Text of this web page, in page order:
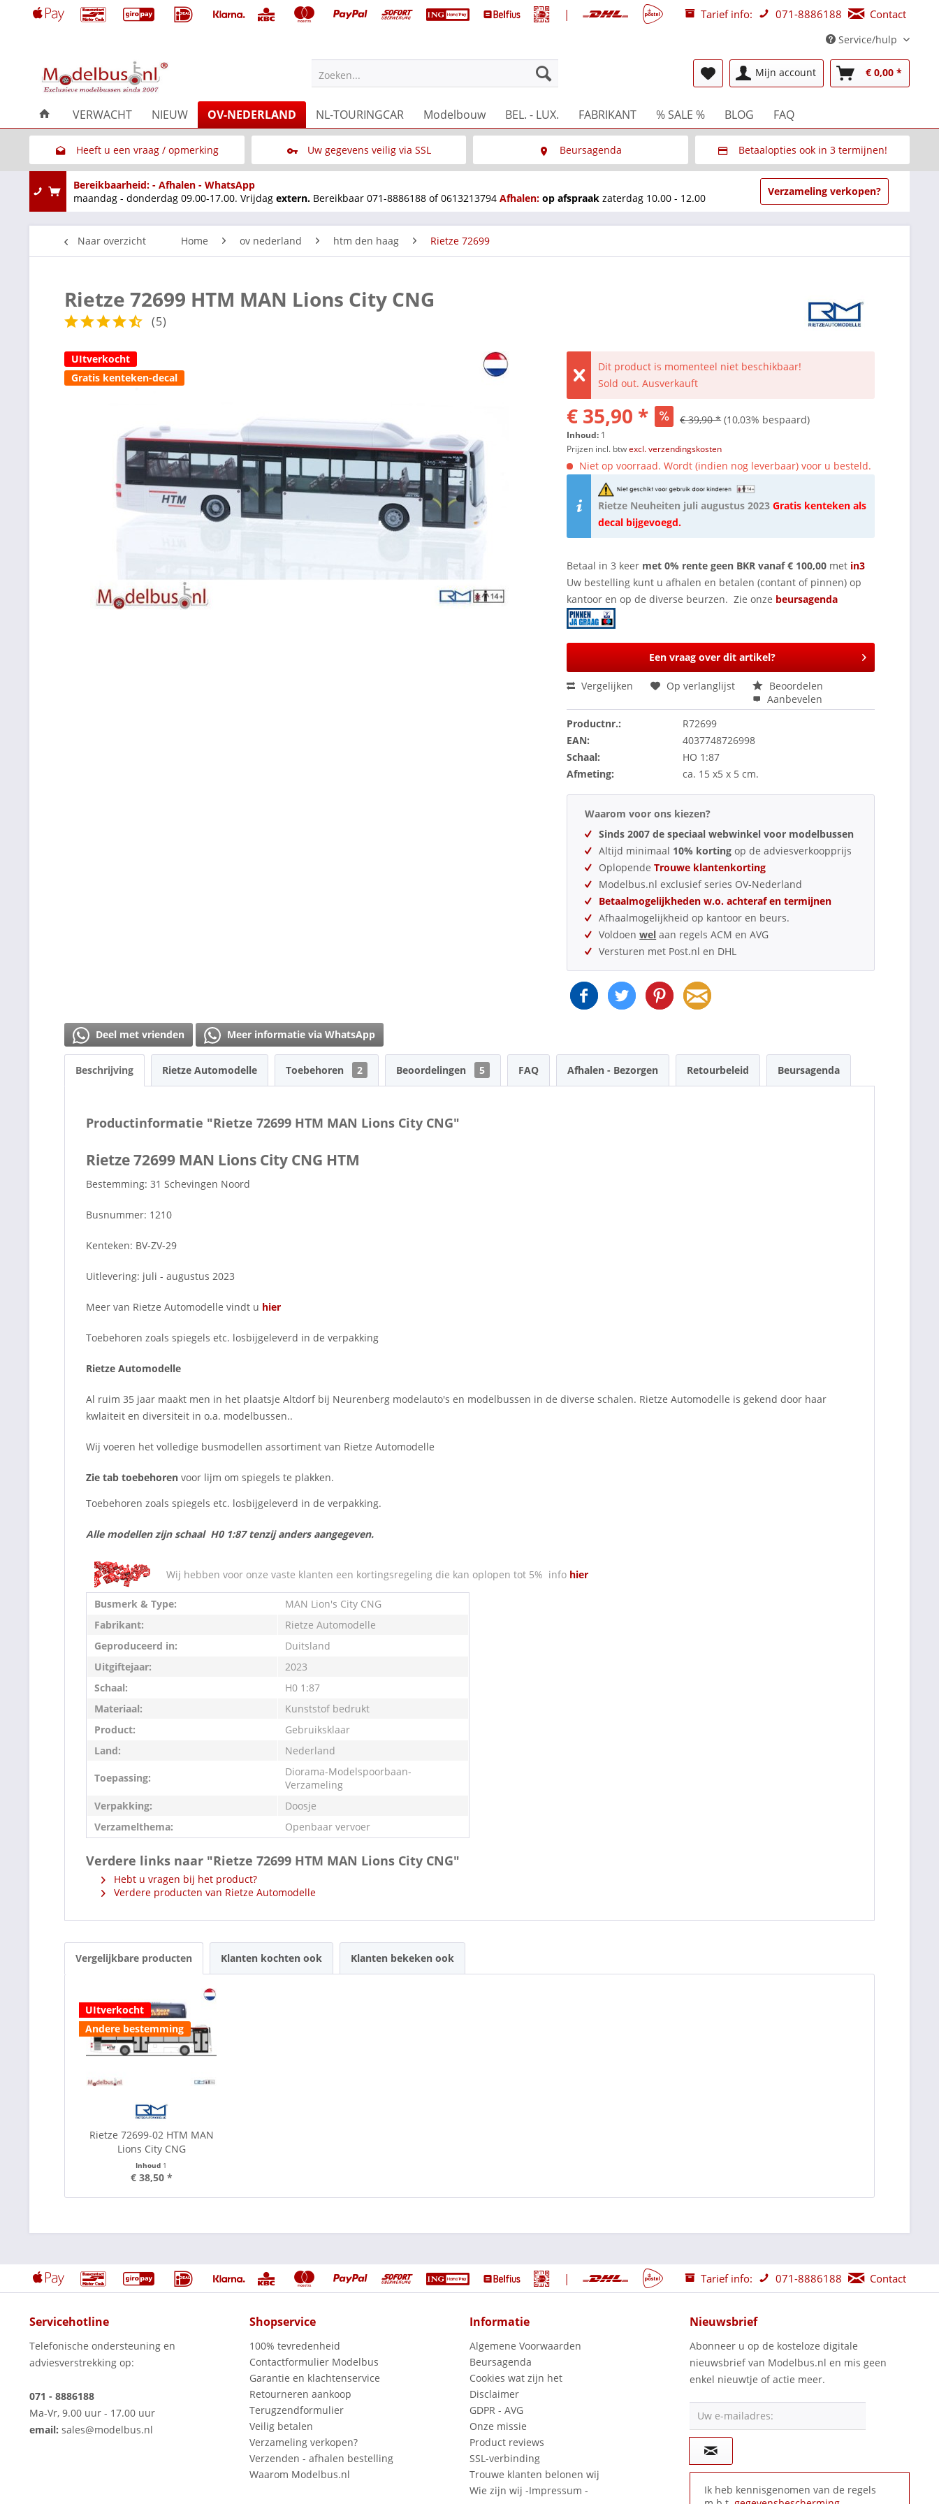
| Tarief info: 071-8886188 Contact
Service/hulp
Zoeken... Mijn account € 0,00 *
VERWACHT NIEUW OV-NEDERLAND NL-TOURINGCAR Modelbouw BEL. - LUX. FABRIKANT % SALE % BLOG FAQ
Heeft u een vraag / opmerking
Link naar het contactformulier
Uw gegevens veilig via SSL Beursagenda Betaalopties ook in 3 termijnen!
Via Multisafepay (veilig via SSL)
Bereikbaarheid: - Afhalen - WhatsApp
maandag - donderdag 09.00-17.00. Vrijdag extern. Bereikbaar 071-8886188 of 0613213794 Afhalen: op afspraak zaterdag 10.00 - 12.00
Verzameling verkopen?
Naar overzicht Home ov nederland htm den haag Rietze 72699
Rietze 72699 HTM MAN Lions City CNG
(5)
UItverkocht
Gratis kenteken-decal
Dit product is momenteel niet beschikbaar!
Sold out. Ausverkauft
€ 35,90 * € 39,90 * (10,03% bespaard)
Inhoud: 1
Prijzen incl. btwexcl. verzendingskosten
Niet op voorraad. Wordt (indien nog leverbaar) voor u besteld.
Rietze Neuheiten juli augustus 2023Gratis kenteken als
decal bijgevoegd.
Betaal in 3 keer met 0% rente geen BKR vanaf € 100,00 met in3
Uw bestelling kunt u afhalen en betalen (contant of pinnen) op
kantoor en op de diverse beurzen. Zie onze beursagenda
Een vraag over dit artikel?
Vergelijken Op verlanglijst
Beoordelen
Aanbevelen
Productnr.:
R72699
EAN:
4037748726998
Schaal:
HO 1:87
Afmeting:
ca. 15 x5 x 5 cm.
Waarom voor ons kiezen?
Sinds 2007 de speciaal webwinkel voor modelbussen
Altijd minimaal 10% kortingop de adviesverkoopprijs
OplopendeTrouwe klantenkorting
Modelbus.nl exclusief series OV-Nederland
Betaalmogelijkheden w.o. achteraf en termijnen
Afhaalmogelijkheid op kantoor en beurs.
Voldoenwel aan regels ACM en AVG
Versturen met Post.nl en DHL
Deel met vrienden Meer informatie via WhatsApp
Beschrijving Rietze Automodelle Toebehoren 2 Beoordelingen 5 FAQ Afhalen - Bezorgen Retourbeleid Beursagenda
Productinformatie "Rietze 72699 HTM MAN Lions City CNG"
Rietze 72699 MAN Lions City CNG HTM
Bestemming: 31 Schevingen Noord
Busnummer: 1210
Kenteken: BV-ZV-29
Uitlevering: juli - augustus 2023
Meer van Rietze Automodelle vindt u hier
Toebehoren zoals spiegels etc. losbijgeleverd in de verpakking
Rietze Automodelle
Al ruim 35 jaar maakt men in het plaatsje Altdorf bij Neurenberg modelauto's en modelbussen in de diverse schalen. Rietze Automodelle is gekend door haar
kwlaiteit en diversiteit in o.a. modelbussen..
Wij voeren het volledige busmodellen assortiment van Rietze Automodelle
Zie tab toebehoren voor lijm om spiegels te plakken.
Toebehoren zoals spiegels etc. losbijgeleverd in de verpakking.
Alle modellen zijn schaal H0 1:87 tenzij anders aangegeven.
Wij hebben voor onze vaste klanten een kortingsregeling die kan oplopen tot 5% info hier
Busmerk & Type:
MAN Lion's City CNG
Fabrikant:
Rietze Automodelle
Geproduceerd in:
Duitsland
Uitgiftejaar:
2023
Schaal:
H0 1:87
Materiaal:
Kunststof bedrukt
Product:
Gebruiksklaar
Land:
Nederland
Toepassing:
Diorama-Modelspoorbaan-
Verzameling
Verpakking:
Doosje
Verzamelthema:
Openbaar vervoer
Verdere links naar "Rietze 72699 HTM MAN Lions City CNG"
Hebt u vragen bij het product?
Verdere producten van Rietze Automodelle
Vergelijkbare producten Klanten kochten ook Klanten bekeken ook
UItverkocht
Andere bestemming
Rietze 72699-02 HTM MAN
Lions City CNG
Inhoud 1
€ 38,50 *
| Tarief info: 071-8886188 Contact
Servicehotline
Telefonische ondersteuning en
adviesverstrekking op:
071 - 8886188
Ma-Vr, 9.00 uur - 17.00 uur
email: sales@modelbus.nl
Shopservice
100% tevredenheid
Contactformulier Modelbus
Garantie en klachtenservice
Retourneren aankoop
Terugzendformulier
Veilig betalen
Verzameling verkopen?
Verzenden - afhalen bestelling
Waarom Modelbus.nl
Informatie
Algemene Voorwaarden
Beursagenda
Cookies wat zijn het
Disclaimer
GDPR - AVG
Onze missie
Product reviews
SSL-verbinding
Trouwe klanten belonen wij
Wie zijn wij -Impressum -
Nieuwsbrief
Abonneer u op de kosteloze digitale
nieuwsbrief van Modelbus.nl en mis geen
enkel nieuwtje of actie meer.
Uw e-mailadres:
Ik heb kennisgenomen van de regels